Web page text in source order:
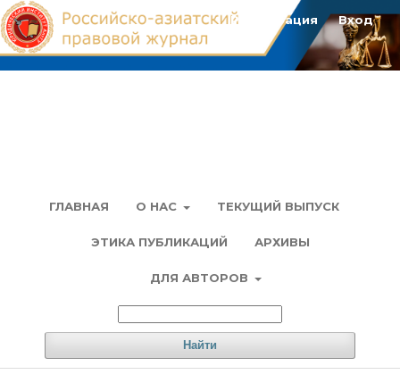
ГЛАВНАЯ О НАС ТЕКУЩИЙ ВЫПУСК
ЭТИКА ПУБЛИКАЦИЙ АРХИВЫ
ДЛЯ АВТОРОВ
Найти
Регистрация Вход